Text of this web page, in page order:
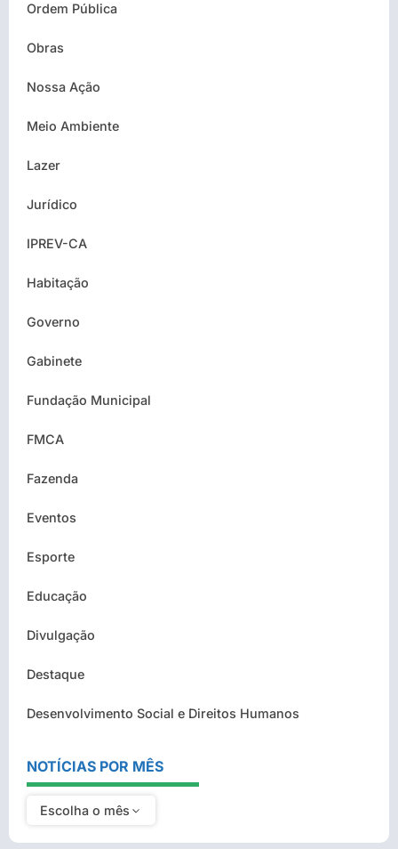
Ordem Pública
Obras
Nossa Ação
Meio Ambiente
Lazer
Jurídico
IPREV-CA
Habitação
Governo
Gabinete
Fundação Municipal
FMCA
Fazenda
Eventos
Esporte
Educação
Divulgação
Destaque
Desenvolvimento Social e Direitos Humanos
NOTÍCIAS POR MÊS
Escolha o mês